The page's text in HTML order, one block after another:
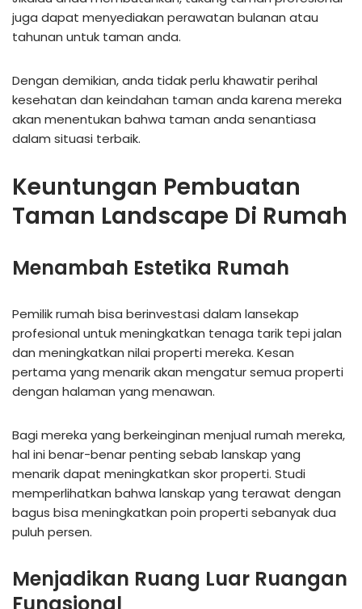
juga dapat menyediakan perawatan bulanan atau
tahunan untuk taman anda.
Dengan demikian, anda tidak perlu khawatir perihal
kesehatan dan keindahan taman anda karena mereka
akan menentukan bahwa taman anda senantiasa
dalam situasi terbaik.
Keuntungan Pembuatan
Taman Landscape Di Rumah
Menambah Estetika Rumah
Pemilik rumah bisa berinvestasi dalam lansekap
profesional untuk meningkatkan tenaga tarik tepi jalan
dan meningkatkan nilai properti mereka. Kesan
pertama yang menarik akan mengatur semua properti
dengan halaman yang menawan.
Bagi mereka yang berkeinginan menjual rumah mereka,
hal ini benar-benar penting sebab lanskap yang
menarik dapat meningkatkan skor properti. Studi
memperlihatkan bahwa lanskap yang terawat dengan
bagus bisa meningkatkan poin properti sebanyak dua
puluh persen.
Menjadikan Ruang Luar Ruangan
Fungsional